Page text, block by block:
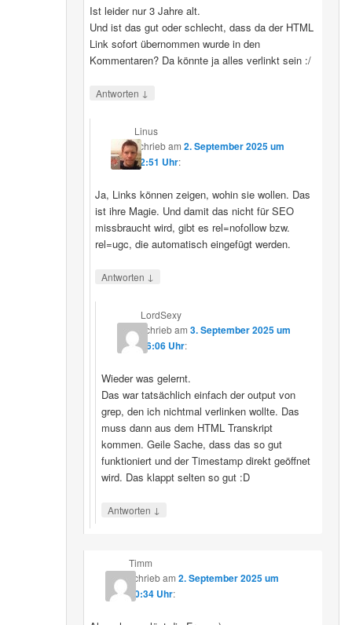
Ist leider nur 3 Jahre alt.
Und ist das gut oder schlecht, dass da der HTML
Link sofort übernommen wurde in den
Kommentaren? Da könnte ja alles verlinkt sein :/
Antworten ↓
Linus
schriebam2. September 2025 um
12:51 Uhr:
Ja, Links können zeigen, wohin sie wollen. Das
ist ihre Magie. Und damit das nicht für SEO
missbraucht wird, gibt es rel=nofollow bzw.
rel=ugc, die automatisch eingefügt werden.
Antworten ↓
LordSexy
schriebam 3. September 2025 um
16:06 Uhr:
Wieder was gelernt.
Das war tatsächlich einfach der output von
grep, den ich nichtmal verlinken wollte. Das
muss dann aus dem HTML Transkript
kommen. Geile Sache, dass das so gut
funktioniert und der Timestamp direkt geöffnet
wird. Das klappt selten so gut :D
Antworten ↓
Timm
schriebam 2. September 2025 um
10:34 Uhr: